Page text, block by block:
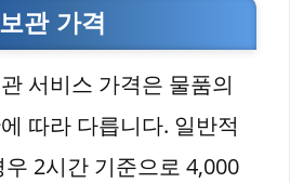
관 가격
서비스 가격은 물품의
따라 다릅니다. 일반적
2시간 기준으로 4,000